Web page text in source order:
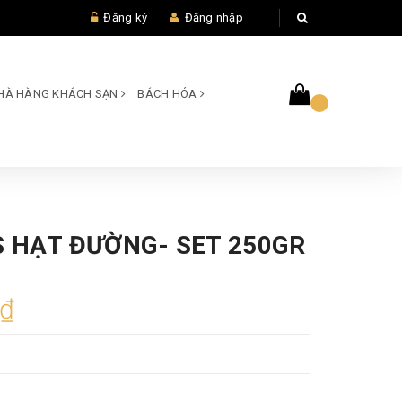
Đăng ký Đăng nhập
HÀNG KHÁCH SẠN BÁCH HÓA
HẠT ĐƯỜNG- SET 250GR